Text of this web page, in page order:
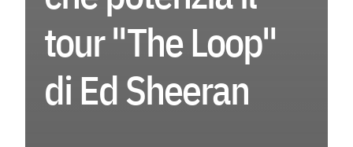
tour "The Loop"
di Ed Sheeran